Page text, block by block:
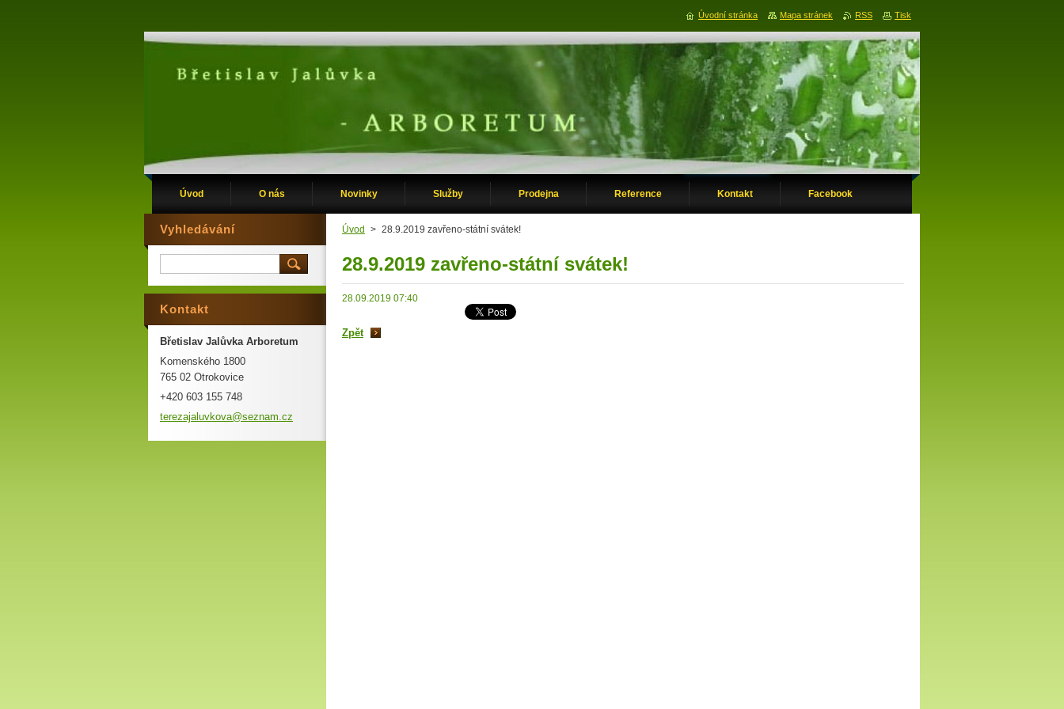
Úvod O nás Novinky Služby Prodejna Reference Kontakt Facebook
Úvod > 28.9.2019 zavřeno-státní svátek!
28.9.2019 zavřeno-státní svátek!
28.09.2019 07:40
Zpět
Vyhledávání
Kontakt
Břetislav Jalůvka Arboretum
Komenského 1800
765 02 Otrokovice
+420 603 155 748
terezajaluvkova@seznam.cz
Úvodní stránka Mapa stránek RSS Tisk